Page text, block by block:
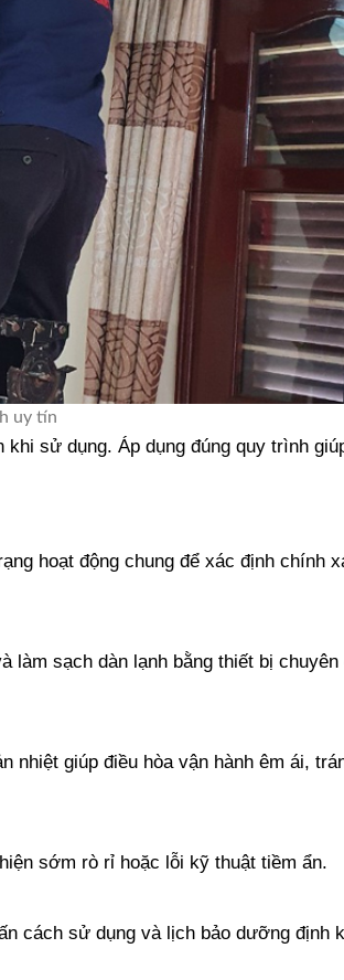
uy tín
khi sử dụng. Áp dụng đúng quy trình
hoạt động chung để xác định chính
sạch dàn lạnh bằng thiết bị chuyên
nhiệt giúp điều hòa vận hành êm ái,
sớm rò rỉ hoặc lỗi kỹ thuật tiềm ẩn.
cách sử dụng và lịch bảo dưỡng định